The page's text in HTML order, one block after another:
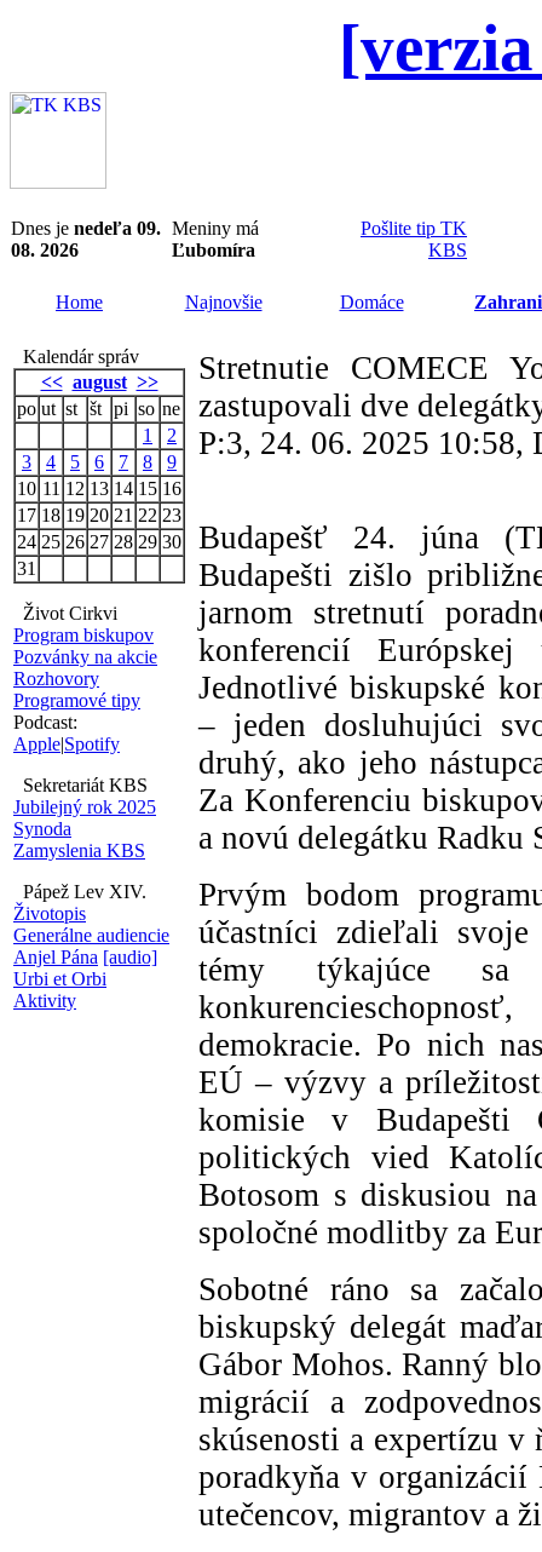
Dnes je nedeľa 09.
08. 2026
Meniny má
Ľubomíra
Pošlite tip TK
KBS
Home Najnovšie Domáce
Kalendár správ
<< august >>
po ut st št pi so ne
1
2
3
4 5 6 7 8
9
10 11 12 13 14 15 16
17 18 19 20 21 22 23
24 25 26 27 28 29 30
31
Život Cirkvi
Program biskupov
Pozvánky na akcie
Rozhovory
Programové tipy
Podcast:
Apple|Spotify
Sekretariát KBS
Jubilejný rok 2025
Synoda
Zamyslenia KBS
Pápež Lev XIV.
Životopis
Generálne audiencie
Anjel Pána [audio]
Urbi et Orbi
Aktivity
Stretnutie COMECE
zastupovali dve
P:3, 24. 06. 2025 10:58,
Budapešť 24. júna
Budapešti zišlo
jarnom stretnutí
konferencií
Jednotlivé biskupské
– jeden dosluhujúci
druhý, ako jeho
Za Konferenciu
a novú delegátku Radku
Prvým bodom
účastníci zdieľali
témy týkajúce
demokracie. Po nich
EÚ – výzvy a
komisie v Budapešti
politických vied
Botosom s diskusiou
spoločné modlitby za
Sobotné ráno sa
biskupský delegát
Gábor Mohos. Ranný
migrácií a
skúsenosti a expertízu
poradkyňa v organizácií
utečencov, migrantov a